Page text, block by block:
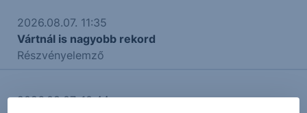
2026.08.07. 11:35
Vártnál is nagyobb rekord
Részvényelemző
2026.08.07. 10:44